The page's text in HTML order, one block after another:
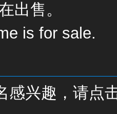
出售。
is for sale.
感兴趣，请点